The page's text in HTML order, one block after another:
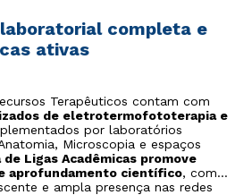
completa e
ativas
Terapêuticos contam com
de eletrotermofototerapia e
por laboratórios
Microscopia e espaços
Ligas Acadêmicas promove
aprofundamento científico, com
e ampla presença nas redes